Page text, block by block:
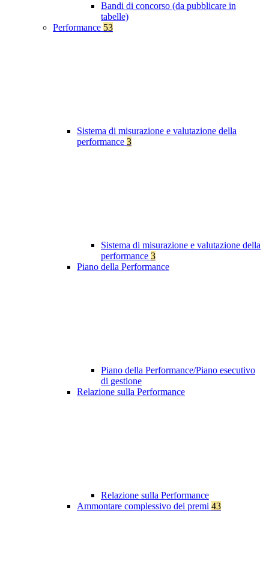
Bandi di concorso (da pubblicare in
tabelle)
Performance 53
Sistema di misurazione e valutazione della
performance 3
Sistema di misurazione e valutazione della
performance 3
Piano della Performance
Piano della Performance/Piano esecutivo
di gestione
Relazione sulla Performance
Relazione sulla Performance
Ammontare complessivo dei premi 43